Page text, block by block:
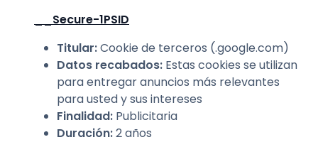
__Secure-1PSID
Titular:Cookie de terceros (.google.com)
Datos recabados: Estas cookies se utilizan
para entregar anuncios más relevantes
para usted y sus intereses
Finalidad: Publicitaria
Duración:2 años